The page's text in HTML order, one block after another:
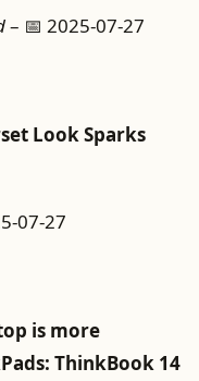
– 📅 2025-07-27
Look Sparks
07-27
is more
ThinkBook 14